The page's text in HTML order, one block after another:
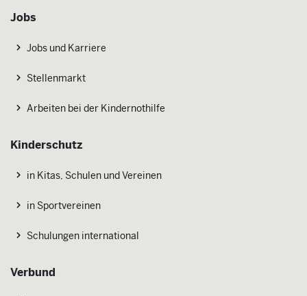
Jobs
Jobs und Karriere
Stellenmarkt
Arbeiten bei der Kindernothilfe
Kinderschutz
in Kitas, Schulen und Vereinen
in Sportvereinen
Schulungen international
Verbund